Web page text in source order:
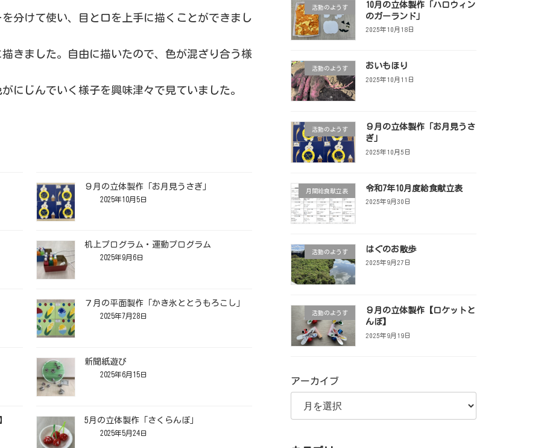
分けて使い、目と口を上手に描くことができまし
きました。自由に描いたので、色が混ざり合う様
にじんでいく様子を興味津々で見ていました。
９月の立体製作「お月見うさぎ」
2025年10月5日
机上プログラム・運動プログラム
2025年9月6日
７月の平面製作「かき氷ととうもろこし」
2025年7月28日
新聞紙遊び
2025年6月15日
5月の立体製作「さくらんぼ」
2025年5月24日
活動のようす
10月の立体製作「ハロウィン
のガーランド」
2025年10月18日
活動のようす おいもほり
2025年10月11日
活動のようす
９月の立体製作「お月見うさ
ぎ」
2025年10月5日
月間給食献立表 令和7年10月度給食献立表
2025年9月30日
活動のようす はぐのお散歩
2025年9月27日
活動のようす
９月の立体製作【ロケットと
んぼ】
2025年9月19日
アーカイブ